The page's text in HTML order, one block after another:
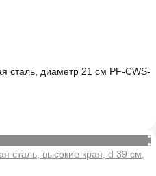
сталь, диаметр 21 см PF-CWS-